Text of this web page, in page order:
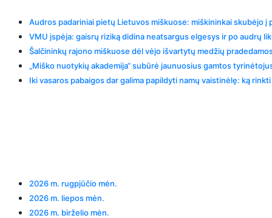
Audros padariniai pietų Lietuvos miškuose: miškininkai skubėjo
VMU įspėja: gaisrų riziką didina neatsargus elgesys ir po audrų
Šalčininkų rajono miškuose dėl vėjo išvartytų medžių
„Miško nuotykių akademija“ subūrė jaunuosius gamtos
Iki vasaros pabaigos dar galima papildyti namų vaistinėlę: ką
2026 m. rugpjūčio mėn.
2026 m. liepos mėn.
2026 m. birželio mėn.